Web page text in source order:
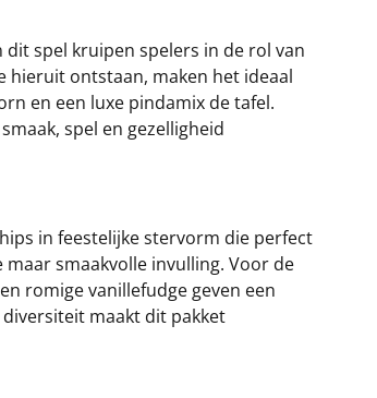
spel kruipen spelers in de rol van
hieruit ontstaan, maken het ideaal
en een luxe pindamix de tafel.
spel en gezelligheid
in feestelijke stervorm die perfect
smaakvolle invulling. Voor de
romige vanillefudge geven een
maakt dit pakket